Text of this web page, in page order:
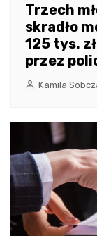
Trzech
skradło
125 tys.
przez
Kamila